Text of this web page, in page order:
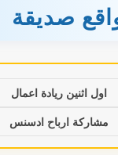
صديقة
اول اثنين ريادة اعمال
مشاركة ارباح ادسنس